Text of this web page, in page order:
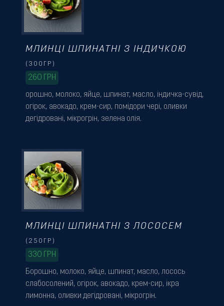
орошно, молоко, яйце, шпинат, масло, індичка-сувід,
огірок, авокадо, крем-сир, помідори чері, оливки
дегідровані, мікрогрін, зелена олія.
МЛИНЦІ ШПИНАТНІ З ІНДИЧКОЮ
(300ГР)
260 ГРН
Борошно, молоко, яйце, шпинат, масло, лосось
слабосолений, огірок, авокадо, крем-сир, ікра
лимонна, оливки дегідровані, мікрогрін.
МЛИНЦІ ШПИНАТНІ З ЛОСОСЕМ
(250ГР)
330 ГРН